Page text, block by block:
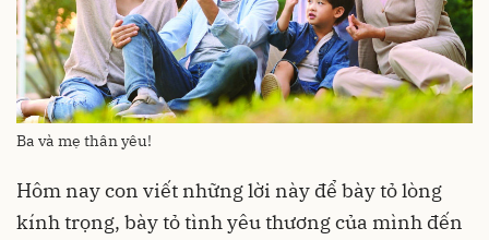
Ba và mẹ thân yêu!
Hôm nay con viết những lời này để bày tỏ lòng
kính trọng, bày tỏ tình yêu thương của mình đến